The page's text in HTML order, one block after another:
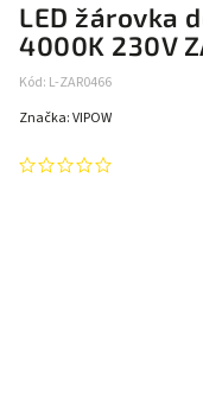
LED žárovka
4000K 230V
Kód: L-ZAR0466
Značka:VIPOW